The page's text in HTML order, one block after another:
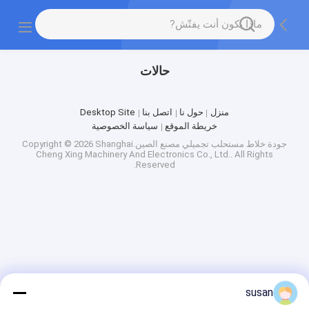
حالات
منزل حول نا اتصل بنا
Desktop Site
خريطة الموقع
سياسة الخصوصية
جودة خلاط مستحلب تجميلي
مصنع الصين.Copyright © 2026 Shanghai
Cheng Xing Machinery And Electronics Co., Ltd.. All Rights
Reserved.
susan